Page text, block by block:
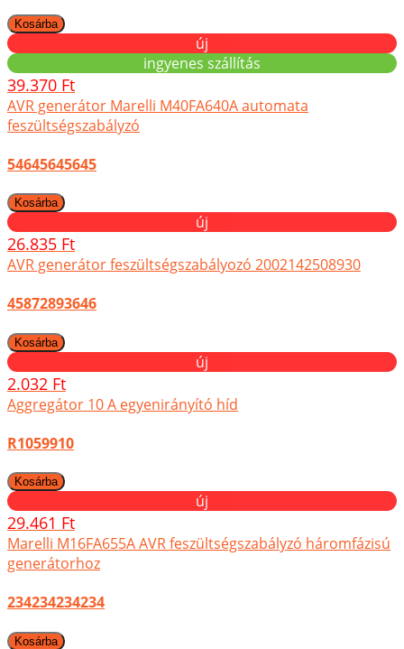
új
ingyenes szállítás
39.370 Ft
AVR generátor Marelli M40FA640A automata
feszültségszabályzó
54645645645
új
26.835 Ft
AVR generátor feszültségszabályozó 2002142508930
45872893646
új
2.032 Ft
Aggregátor 10 A egyenirányító híd
R1059910
új
29.461 Ft
Marelli M16FA655A AVR feszültségszabályzó háromfázisú
generátorhoz
234234234234